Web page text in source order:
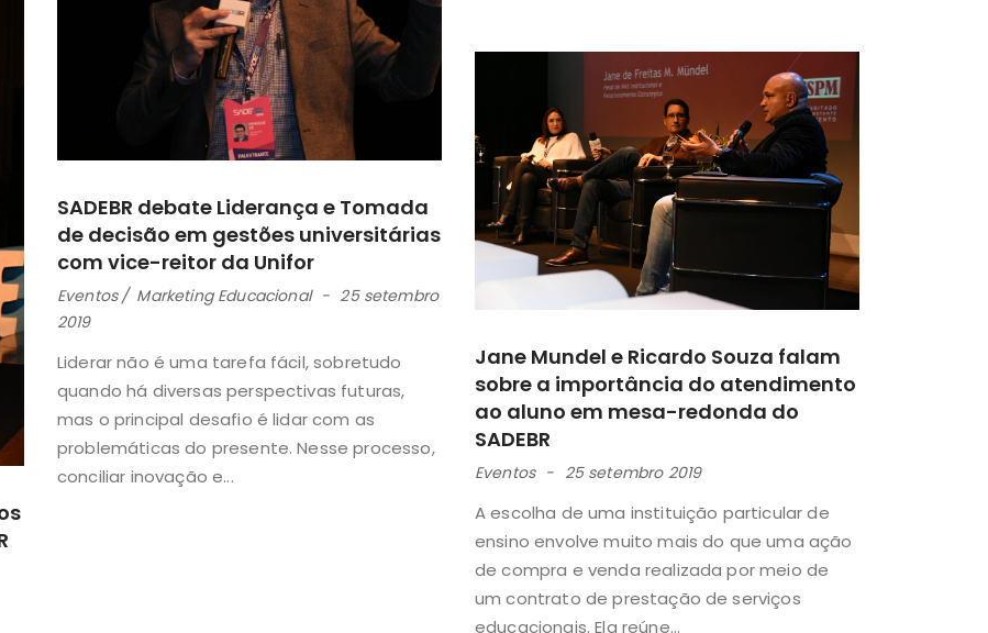
SADEBR debate Liderança e Tomada
de decisão em gestões universitárias
com vice-reitor da Unifor
Eventos Marketing Educacional
25 setembro
2019
Liderar não é uma tarefa fácil, sobretudo
quando há diversas perspectivas futuras,
mas o principal desafio é lidar com as
problemáticas do presente. Nesse processo,
conciliar inovação e...
Jane Mundel e Ricardo Souza falam
sobre a importância do atendimento
ao aluno em mesa-redonda do
SADEBR
Eventos 25 setembro 2019
A escolha de uma instituição particular de
ensino envolve muito mais do que uma ação
de compra e venda realizada por meio de
um contrato de prestação de serviços
educacionais. Ela reúne...